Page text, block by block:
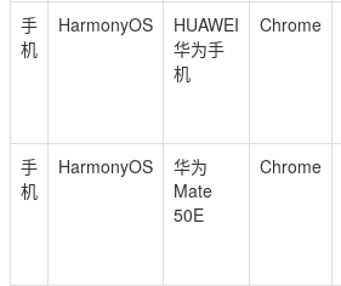
手
机
HarmonyOS
HUAWEI
华为手
机
Chrome
手
机
HarmonyOS
华为
Mate
50E
Chrome